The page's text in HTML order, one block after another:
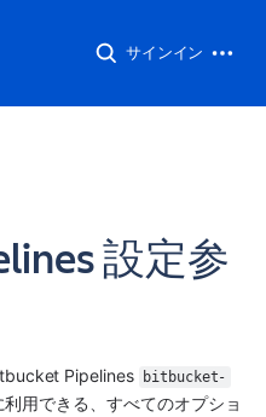
サインイン
設定参
Pipelines
bitbucket-
用できる、すべてのオプショ